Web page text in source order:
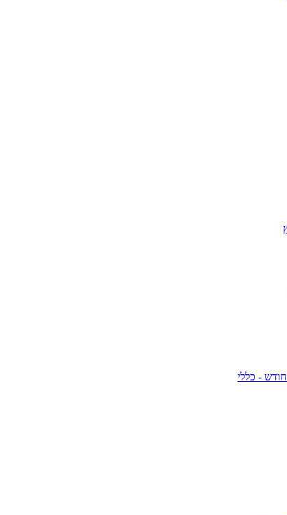
- כללי